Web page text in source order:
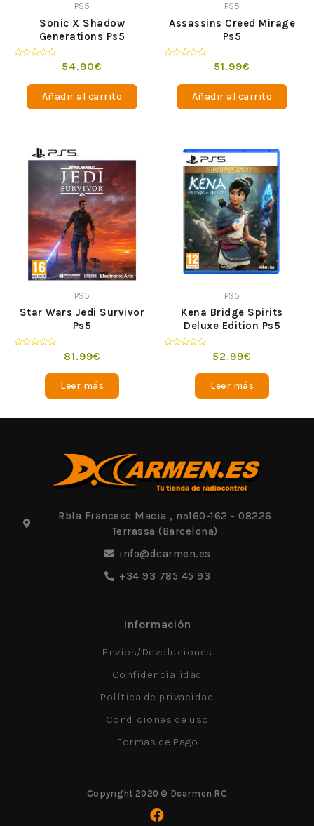
PS5
Sonic X Shadow
Generations Ps5
54.90€
Añadir al carrito
PS5
Assassins Creed Mirage
Ps5
51.99€
Añadir al carrito
PS5
Star Wars Jedi Survivor
Ps5
81.99€
Leer más
PS5
Kena Bridge Spirits
Deluxe Edition Ps5
52.99€
Leer más
Rbla Francesc Macia , nº160-162 - 08226
Terrassa (Barcelona)
info@dcarmen.es
+34 93 785 45 93
Información
Envíos/Devoluciones
Confidencialidad
Política de privacidad
Condiciones de uso
Formas de Pago
Copyright 2020 © Dcarmen RC